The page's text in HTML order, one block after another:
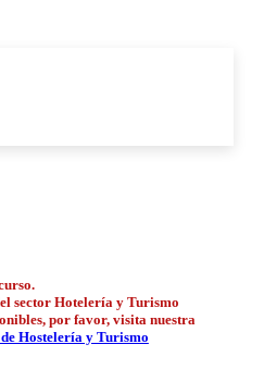
sector Hotelería y Turismo
por favor, visita nuestra
Hostelería y Turismo